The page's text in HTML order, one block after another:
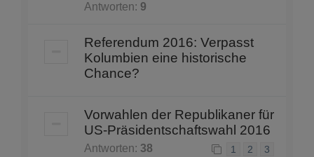
Antworten: 9
Referendum 2016: Verpasst
Kolumbien eine historische
Chance?
Vorwahlen der Republikaner für
US-Präsidentschaftswahl 2016
Antworten: 38 1 2 3